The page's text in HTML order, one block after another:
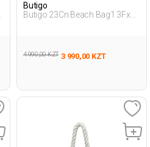
Butigo
Butigo 23Cn Beach Bag1 3Fx
4 990,00 KZT 3 990,00 KZT